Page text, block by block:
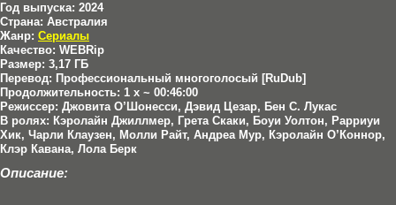
Год выпуска: 2024
Страна: Австралия
Жанр: Сериалы
Качество: WEBRip
Размер: 3,17 ГБ
Перевод: Профессиональный многоголосый [RuDub]
Продолжительность: 1 x ~ 00:46:00
Режиссер: Джовита О’Шонесси, Дэвид Цезар, Бен С. Лукас
В ролях: Кэролайн Джиллмер, Грета Скаки, Боуи Уолтон, Рарриуи
Хик, Чарли Клаузен, Молли Райт, Андреа Мур, Кэролайн О’Коннор,
Клэр Кавана, Лола Берк
Описание: